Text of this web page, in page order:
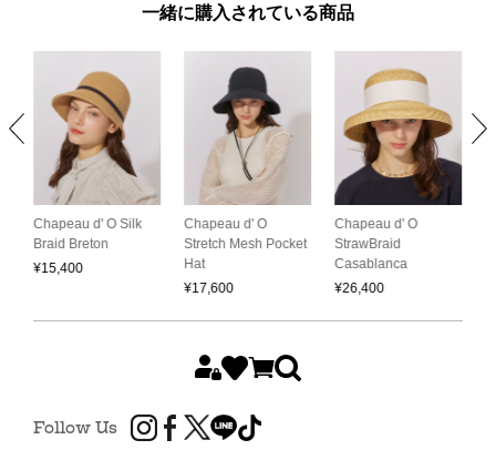
一緒に購入されている商品
Chapeau d' O Silk
Braid Breton
¥15,400
Chapeau d' O
Stretch Mesh Pocket
Hat
¥17,600
Chapeau d' O
StrawBraid
Casablanca
¥26,400
Follow Us